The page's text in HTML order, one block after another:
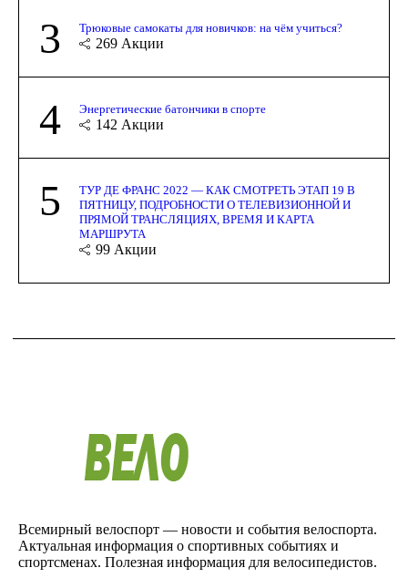
3 Трюковые самокаты для новичков: на чём учиться?
269 Акции
4 Энергетические батончики в спорте
142 Акции
5
ТУР ДЕ ФРАНС 2022 — КАК СМОТРЕТЬ ЭТАП 19 В
ПЯТНИЦУ, ПОДРОБНОСТИ О ТЕЛЕВИЗИОННОЙ И
ПРЯМОЙ ТРАНСЛЯЦИЯХ, ВРЕМЯ И КАРТА
МАРШРУТА
99 Акции
Всемирный велоспорт — новости и события велоспорта.
Актуальная информация о спортивных событиях и
спортсменах. Полезная информация для велосипедистов.